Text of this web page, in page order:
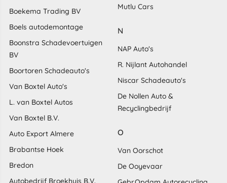
Boekema Trading BV
Boels autodemontage
Boonstra Schadevoertuigen
BV
Boortoren Schadeauto's
Van Boxtel Auto's
L. van Boxtel Autos
Van Boxtel B.V.
Auto Export Almere
Brabantse Hoek
Bredon
Autobedrijf Broekhuis B.V.
Mutlu Cars
N
NAP Auto's
R. Nijlant Autohandel
Niscar Schadeauto's
De Nollen Auto &
Recyclingbedrijf
O
Van Oorschot
De Ooyevaar